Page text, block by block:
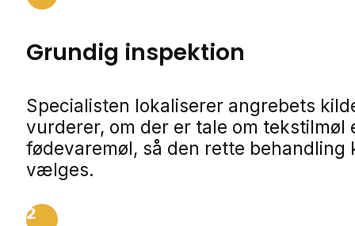
Grundig inspektion
Specialisten lokaliserer angrebets
vurderer, om der er tale om tekstilmøl
fødevaremøl, så den rette behandling
vælges.
2